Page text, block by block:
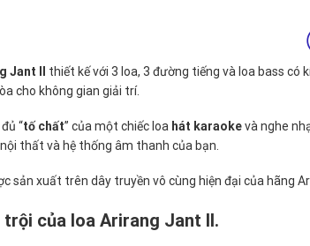
Jant II
thiết kế với 3 loa, 3 đường tiếng và loa bass
cho không gian giải trí.
“tố chất” của một chiếc loa hát karaokevà nghe
thất và hệ thống âm thanh của bạn.
sản xuất trên dây truyền vô cùng hiện đại của hãng
của loa Arirang Jant II.